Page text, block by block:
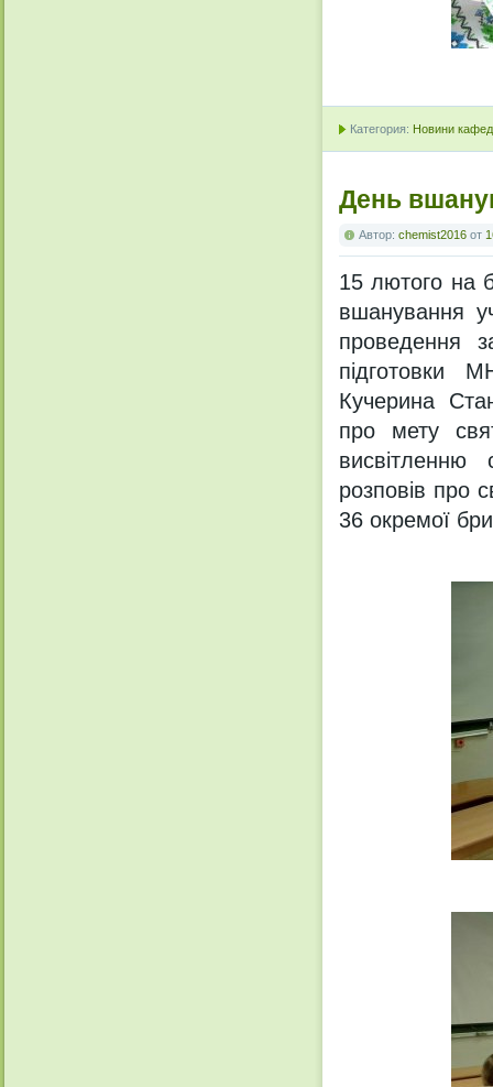
Категория: Новини
День
Автор: chemist2016 от
15 лютого на
вшанування
проведення
підготовки
Кучерина
про мету
висвітленню
розповів про
36 окремої